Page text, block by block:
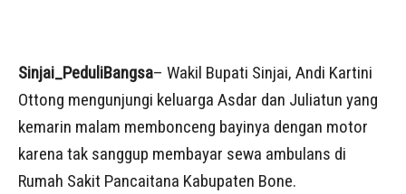
Sinjai_PeduliBangsa– Wakil Bupati Sinjai, Andi Kartini
Ottong mengunjungi keluarga Asdar dan Juliatun yang
kemarin malam membonceng bayinya dengan motor
karena tak sanggup membayar sewa ambulans di
Rumah Sakit Pancaitana Kabupaten Bone.